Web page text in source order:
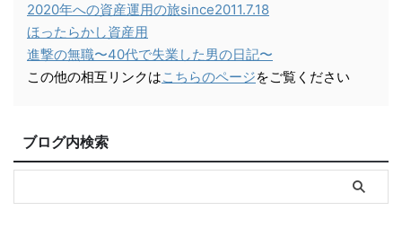
2020年への資産運用の旅since2011.7.18
ほったらかし資産用
進撃の無職〜40代で失業した男の日記〜
この他の相互リンクはこちらのページをご覧ください
ブログ内検索